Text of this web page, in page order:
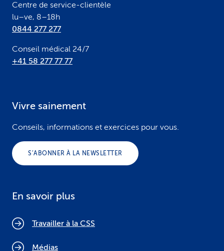
Centre de service-clientèle
lu–ve, 8–18h
0844 277 277
Conseil médical 24/7
+41 58 277 77 77
Vivre sainement
Conseils, informations et exercices pour vous.
S’ABONNER À LA NEWSLETTER
En savoir plus
Travailler à la CSS
Médias